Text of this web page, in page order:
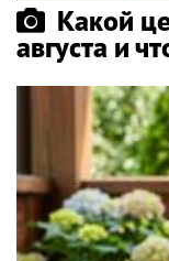
Какой
августа и